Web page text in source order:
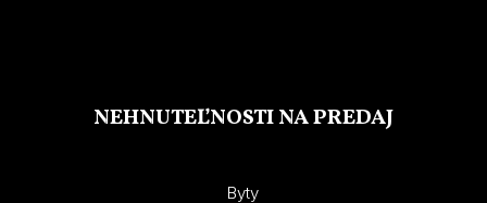
NEHNUTEĽNOSTI NA PREDAJ
Byty